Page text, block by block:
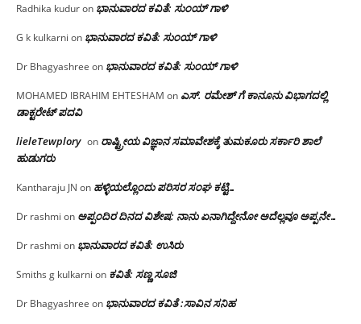
Radhika kuduron ಭಾನುವಾರದ ಕವಿತೆ: ಸುಂಯ್ ಗಾಳಿ
G k kulkarni on ಭಾನುವಾರದ ಕವಿತೆ: ಸುಂಯ್ ಗಾಳಿ
Dr Bhagyashree on ಭಾನುವಾರದ ಕವಿತೆ: ಸುಂಯ್ ಗಾಳಿ
MOHAMED IBRAHIM EHTESHAM on ಎಸ್. ರಮೇಶ್ ಗೆ ಕಾನೂನು ವಿಭಾಗದಲ್ಲಿ
ಡಾಕ್ಟರೇಟ್ ಪದವಿ
lieleTewplory on ರಾಷ್ಟ್ರೀಯ ವಿಜ್ಞಾನ ಸಮಾವೇಶಕ್ಕೆ‌ ತುಮಕೂರು ಸರ್ಕಾರಿ ಶಾಲೆ
ಹುಡುಗರು
Kantharaju JN on ಹಳ್ಳಿಯಲ್ಲೊಂದು ಪರಿಸರ ಸಂಘ ಕಟ್ಟಿ…
Dr rashmi on ಅಪ್ಪಂದಿರ ದಿನದ ವಿಶೇಷ: ನಾನು ಏನಾಗಿದ್ದೇನೋ‌ ಅದೆಲ್ಲವೂ ಅಪ್ಪನೇ…
Dr rashmi on ಭಾನುವಾರದ ಕವಿತೆ: ಉಸಿರು
Smiths g kulkarni on ಕವಿತೆ: ಸಣ್ಣ ಸೂಜಿ
Dr Bhagyashree on ಭಾನುವಾರದ ಕವಿತೆ :ಸಾವಿನ ಸನಿಹ